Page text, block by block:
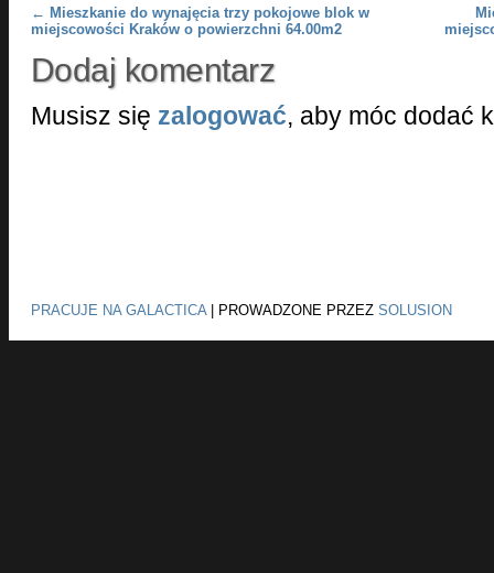
Post navigation
← Mieszkanie do wynajęcia trzy pokojowe blok w
miejscowości Kraków o powierzchni 64.00m2
Dodaj komentarz
Musisz się zalogować, aby móc dodać
PRACUJE NA GALACTICA| PROWADZONE PRZEZ SOLUSION